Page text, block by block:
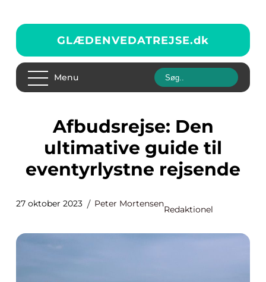
GLÆDENVEDATREJSE.dk
Menu
Afbudsrejse: Den
ultimative guide til
eventyrlystne rejsende
27 oktober 2023 Peter Mortensen
Redaktionel